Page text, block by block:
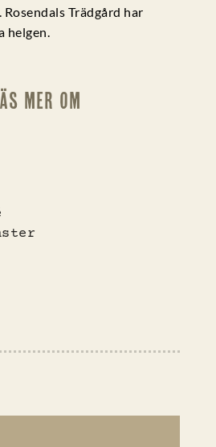
Trädgård har
helgen.
mer om